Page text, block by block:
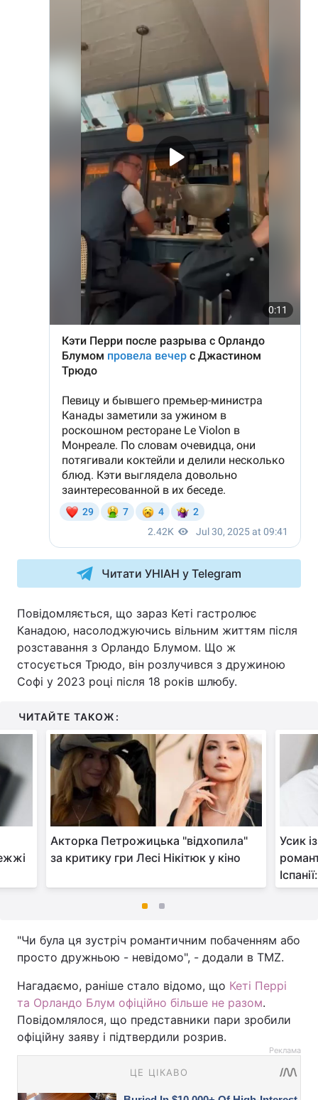
Читати УНІАН у Telegram
Повідомляється, що зараз Кеті гастролює
Канадою, насолоджуючись вільним життям після
розставання з Орландо Блумом. Що ж
стосується Трюдо, він розлучився з дружиною
Софі у 2023 році після 18 років шлюбу.
ЧИТАЙТЕ ТАКОЖ:
Акторка Петрожицька "відхопила"
за критику гри Лесі Нікітюк у кіно
Усик
"Чи була ця зустріч романтичним побаченням або
просто дружньою - невідомо", - додали в TMZ.
Нагадаємо, раніше стало відомо, що Кеті Перрі
та Орландо Блум офіційно більше не разом.
Повідомлялося, що представники пари зробили
офіційну заяву і підтвердили розрив.
Реклама